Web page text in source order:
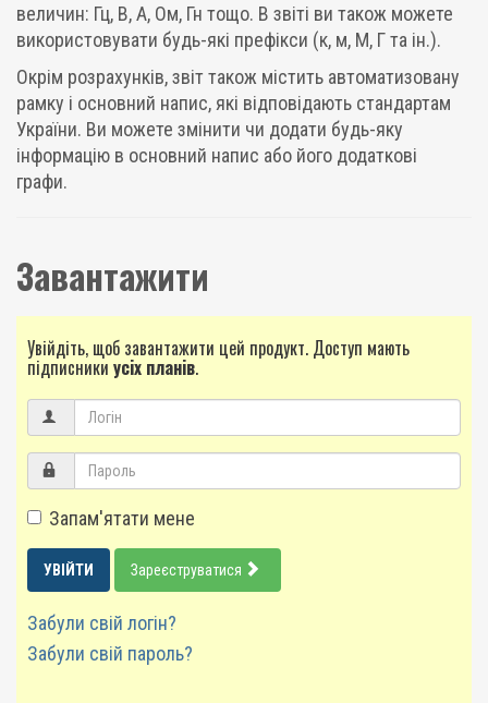
величин: Гц, В, А, Ом, Гн тощо. В звіті ви також можете
використовувати будь-які префікси (к, м, М, Г та ін.).
Окрім розрахунків, звіт також містить автоматизовану
рамку і основний напис, які відповідають стандартам
України. Ви можете змінити чи додати будь-яку
інформацію в основний напис або його додаткові
графи.
Завантажити
Увійдіть, щоб завантажити цей продукт. Доступ мають
підписники усіх планів.
Запам'ятати мене
УВІЙТИ Зареєструватися
Забули свій логін?
Забули свій пароль?